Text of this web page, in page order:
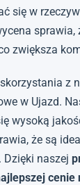
się w
sprawia,
zwiększa
z
w Ujazd.
wysoką
że są
Dzięki naszej
cenie